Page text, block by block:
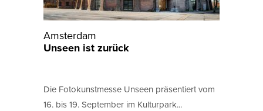
Amsterdam
Unseen ist zurück
Die Fotokunstmesse Unseen präsentiert vom
16. bis 19. September im Kulturpark...